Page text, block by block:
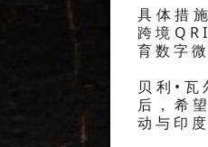
具体措
跨境
育数字
贝利•
后，希
动与印